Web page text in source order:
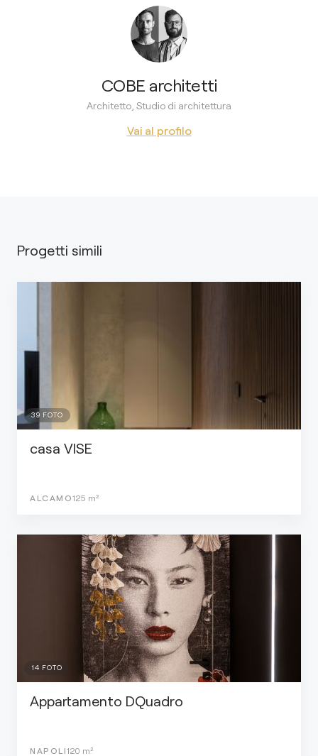
COBE architetti
Architetto, Studio di architettura
Vai al profilo
Progetti simili
39 FOTO
casa VISE
ALCAMO125 m²
14 FOTO
Appartamento DQuadro
NAPOLI120 m²